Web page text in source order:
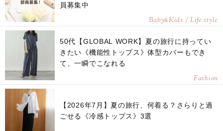
員募集中
Baby&Kids / Life style
50代【GLOBAL WORK】夏の旅行に持ってい
きたい《機能性トップス》体型カバーもでき
て、一瞬でこなれる
Fashion
【2026年7月】夏の旅行、何着る？さらりと過
ごせる《冷感トップス》3選